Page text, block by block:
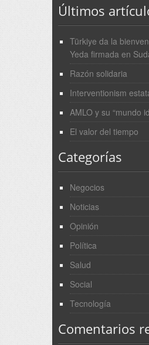
Últimos
Türkiye da la
Yeda firmada en
Razón solidaria
Interventionism
AMLO y su “mundo
El valor del tiempo
Categorías
Negocios
Noticias
Opinión
Política
Salud
Social
Tecnología
Comentarios